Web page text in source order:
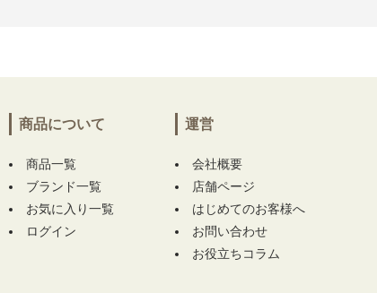
距離計 スコープ】
をお買い上げ!!ありがとう
兵庫県にて
【中古 メンズ ハチヤーズ 8YARDS
半袖ポロシャツ M 紺 ネイビー】【中古 メン
ズ ハチヤーズ 8YARDS 長袖シャツ L ホワイト
をお買い上げ!!ありがとうございます！
商品について
商品一覧
ブランド一覧
お気に入り一覧
ログイン
運営
会社概要
店舗ページ
はじめてのお客様へ
お問い合わせ
お役立ちコラム